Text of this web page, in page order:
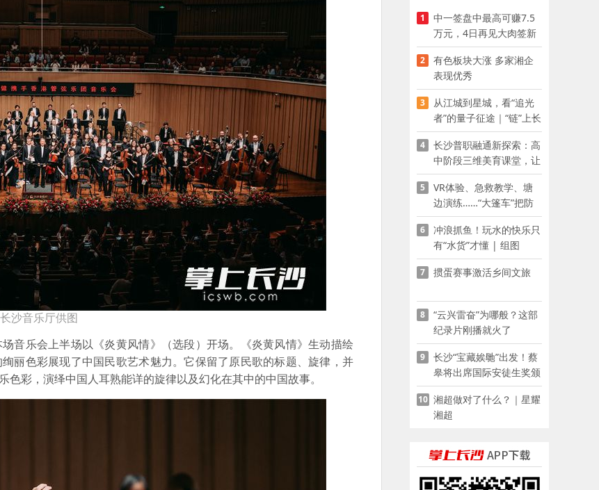
沙音乐厅供图
乐会上半场以《炎黄风情》（选段）开场。《炎黄风情》生动描绘
丽色彩展现了中国民歌艺术魅力。它保留了原民歌的标题、旋律，并
彩，演绎中国人耳熟能详的旋律以及幻化在其中的中国故事。
1
中一签盘中最高可赚7.5
万元，4日再见大肉签新
股
2
有色板块大涨 多家湘企
表现优秀
3
从江城到星城，看“追光
者”的量子征途｜“链”上长
沙 “才”够硬核
4
长沙普职融通新探索：高
中阶段三维美育课堂，让
少年向美而生
5
VR体验、急救教学、塘
边演练……“大篷车”把防
溺水课堂搬到乡村青少年
家门口
6
冲浪抓鱼！玩水的快乐只
有“水货”才懂 | 组图
7 掼蛋赛事激活乡间文旅
8
“云兴雷奋”为哪般？这部
纪录片刚播就火了
9
长沙“宝藏娭毑”出发！蔡
皋将出席国际安徒生奖颁
奖典礼并领奖
10 湘超做对了什么？｜星耀
湘超